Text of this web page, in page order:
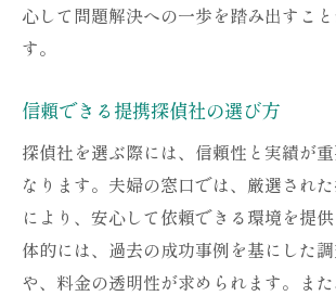
心して問題解決への一歩を踏み出すこ
す。
信頼できる提携探偵社の選び方
探偵社を選ぶ際には、信頼性と実績が
なります。夫婦の窓口では、厳選され
により、安心して依頼できる環境を提
体的には、過去の成功事例を基にした
や、料金の透明性が求められます。ま